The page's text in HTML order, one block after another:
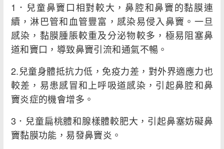
1．兒童鼻竇口相對較大，鼻腔和鼻竇的黏膜連
續，淋巴管和血管豐富，感染易侵入鼻竇。一旦
感染，黏膜腫脹較重及分泌物較多，極易阻塞鼻
道和竇口，導致鼻竇引流和通氣不暢。
2.兒童身體抵抗力低，免疫力差，對外界適應力也
較差，易患感冒和上呼吸道感染，引起鼻腔和鼻
竇炎症的機會增多。
3．兒童扁桃體和腺樣體較肥大，引起鼻塞妨礙鼻
竇黏膜功能，易發鼻竇炎。